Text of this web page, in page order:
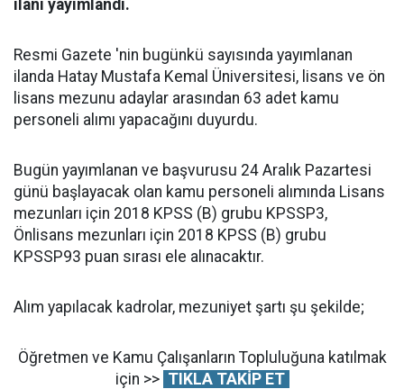
ilanı yayımlandı.
Resmi Gazete 'nin bugünkü sayısında yayımlanan
ilanda Hatay Mustafa Kemal Üniversitesi, lisans ve ön
lisans mezunu adaylar arasından 63 adet kamu
personeli alımı yapacağını duyurdu.
Bugün yayımlanan ve başvurusu 24 Aralık Pazartesi
günü başlayacak olan kamu personeli alımında Lisans
mezunları için 2018 KPSS (B) grubu KPSSP3,
Önlisans mezunları için 2018 KPSS (B) grubu
KPSSP93 puan sırası ele alınacaktır.
Alım yapılacak kadrolar, mezuniyet şartı şu şekilde;
Öğretmen ve Kamu Çalışanların Topluluğuna katılmak
için >> TIKLA TAKİP ET